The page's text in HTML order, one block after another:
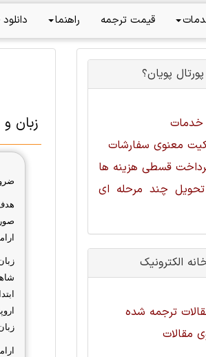
قیمت ترجمه راهنما
زبان و
پویان؟
معنوی سفارشات
قسطی هزینه ها
تحویل چند مرحله ای
الکترونیک
ترجمه شده
مقالات